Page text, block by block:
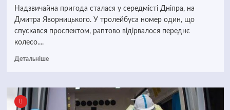
Надзвичайна пригода сталася у середмісті Дніпра, на
Дмитра Яворницького. У тролейбуса номер один, що
спускався проспектом, раптово відірвалося переднє
колесо....
Детальніше